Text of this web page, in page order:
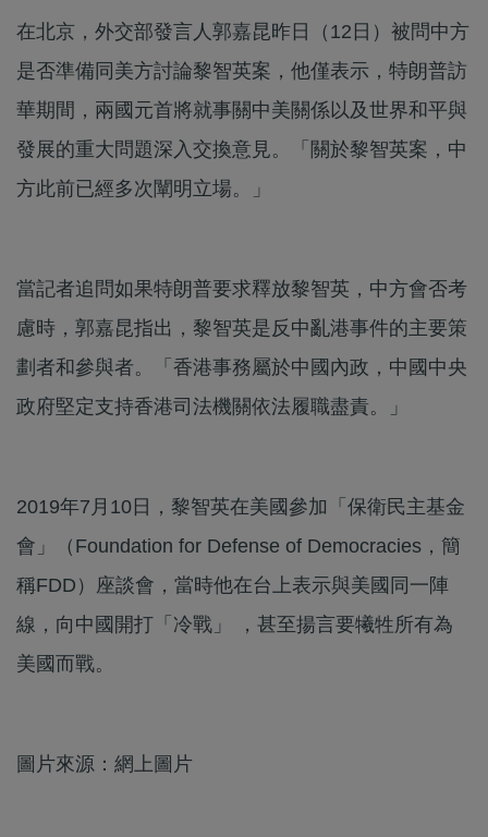
在北京，外交部發言人郭嘉昆昨日（12日）被問中方
是否準備同美方討論黎智英案，他僅表示，特朗普訪
華期間，兩國元首將就事關中美關係以及世界和平與
發展的重大問題深入交換意見。「關於黎智英案，中
方此前已經多次闡明立場。」
當記者追問如果特朗普要求釋放黎智英，中方會否考
慮時，郭嘉昆指出，黎智英是反中亂港事件的主要策
劃者和參與者。「香港事務屬於中國內政，中國中央
政府堅定支持香港司法機關依法履職盡責。」
2019年7月10日，黎智英在美國參加「保衛民主基金
會」（Foundation for Defense of Democracies，簡
稱FDD）座談會，當時他在台上表示與美國同一陣
線，向中國開打「冷戰」 ，甚至揚言要犧牲所有為
美國而戰。
圖片來源：網上圖片